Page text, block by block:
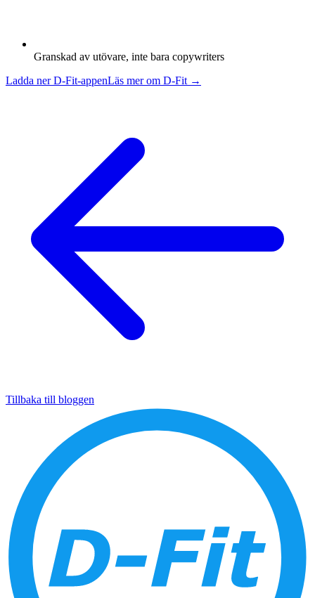
Granskad av utövare, inte bara copywriters
Ladda ner D-Fit-appenLäs mer om D-Fit →
Tillbaka till bloggen